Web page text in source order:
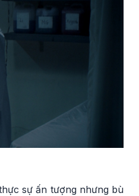
sự ấn tượng nhưng bù